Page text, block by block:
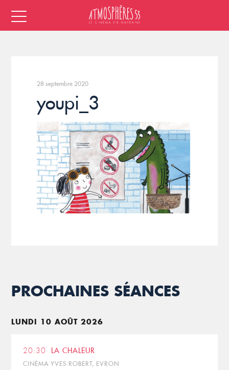
28 septembre 2020
youpi_3
PROCHAINES SÉANCES
LUNDI 10 AOÛT 2026
20:30 LA CHALEUR
CINÉMA YVES ROBERT, EVRON